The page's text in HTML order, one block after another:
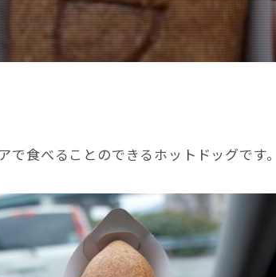
食べることのできるホットドッグです。